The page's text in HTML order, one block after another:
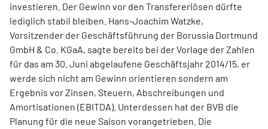
investieren. Der Gewinn vor den Transfererlösen dürfte
lediglich stabil bleiben. Hans-Joachim Watzke,
Vorsitzender der Geschäftsführung der Borussia Dortmund
GmbH & Co. KGaA, sagte bereits bei der Vorlage der Zahlen
für das am 30. Juni abgelaufene Geschäftsjahr 2014/15, er
werde sich nicht am Gewinn orientieren sondern am
Ergebnis vor Zinsen, Steuern, Abschreibungen und
Amortisationen (EBITDA). Unterdessen hat der BVB die
Planung für die neue Saison vorangetrieben. Die